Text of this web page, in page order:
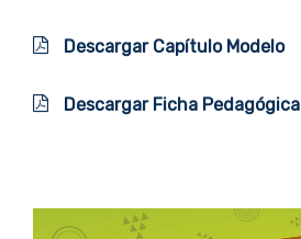
Descargar Capítulo Modelo
Descargar Ficha Pedagógica